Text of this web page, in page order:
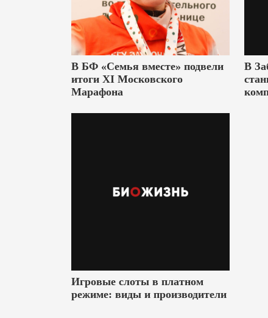
В БФ «Семья вместе» подвели
итоги XI Московского
Марафона
В
Игровые слоты в платном
режиме: виды и производители